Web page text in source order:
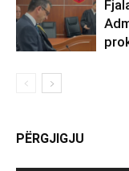
PËRGJIGJU